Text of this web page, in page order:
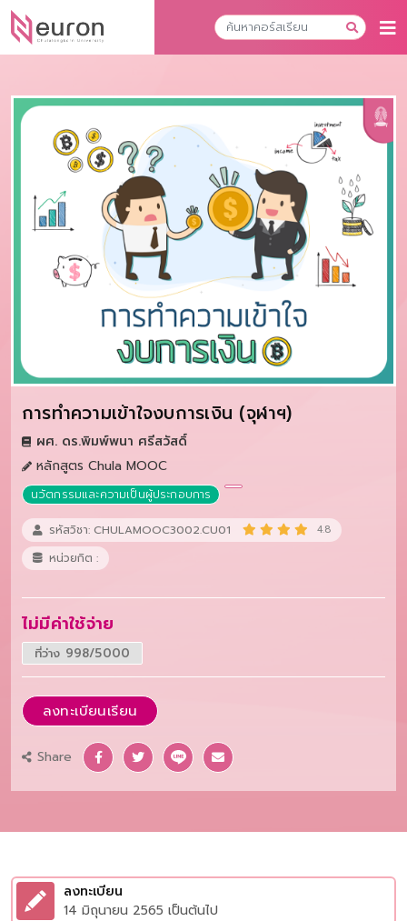
การทำความเข้าใจงบการเงิน (จุฬาฯ)
ผศ. ดร.พิมพ์พนา ศรีสวัสดิ์
หลักสูตร Chula MOOC
นวัตกรรมและความเป็นผู้ประกอบการ
รหัสวิชา: CHULAMOOC3002.CU01 4.8
หน่วยกิต :
ไม่มีค่าใช้จ่าย
ที่ว่าง 998/5000
ลงทะเบียนเรียน
Share
ลงทะเบียน
14 มิถุนายน 2565 เป็นต้นไป